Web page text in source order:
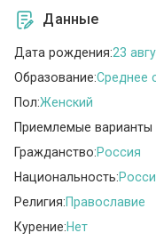
Данные
Дата рождения:23
Образование:Среднее
Пол:Женский
Приемлемые варианты
Гражданство:Россия
Национальность:
Религия:Православие
Курение:Нет